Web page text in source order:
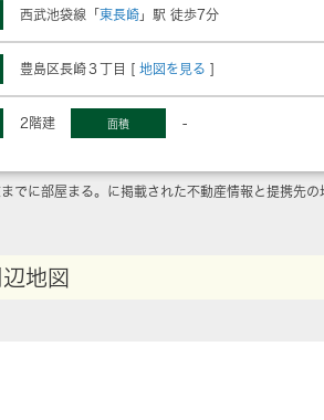
西武池袋線「 東長崎 」駅 徒歩7分
豊島区長崎３丁目 [ 地図を見る ]
2階建 面積 -
でに部屋まる。に掲載された不動産情報と提携先の
地図